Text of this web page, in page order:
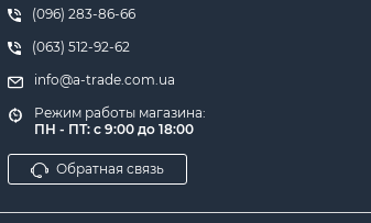
(096) 283-86-66
(063) 512-92-62
info@a-trade.com.ua
Режим работы магазина:
ПН - ПТ: с 9:00 до 18:00
Обратная связь